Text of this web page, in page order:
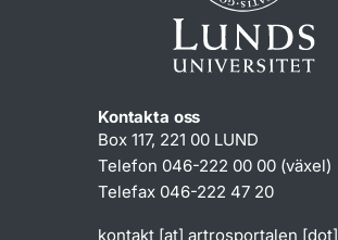
Kontakta oss
Box 117, 221 00 LUND
Telefon 046-222 00 00 (växel)
Telefax 046-222 47 20
kontakt [at] artrosportalen [dot]